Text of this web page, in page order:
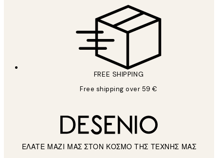
FREE SHIPPING
Free shipping over 59 €
ΕΛΑΤΕ ΜΑΖΙ ΜΑΣ ΣΤΟΝ ΚΟΣΜΟ ΤΗΣ ΤΕΧΝΗΣ ΜΑΣ